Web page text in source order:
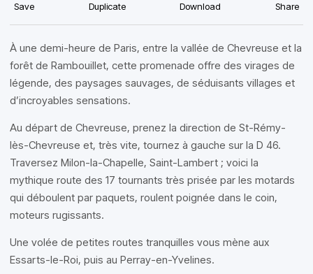
Save Duplicate Download Share
À une demi-heure de Paris, entre la vallée de Chevreuse et la
forêt de Rambouillet, cette promenade offre des virages de
légende, des paysages sauvages, de séduisants villages et
d’incroyables sensations.
Au départ de Chevreuse, prenez la direction de St-Rémy-
lès-Chevreuse et, très vite, tournez à gauche sur la D 46.
Traversez Milon-la-Chapelle, Saint-Lambert ; voici la
mythique route des 17 tournants très prisée par les motards
qui déboulent par paquets, roulent poignée dans le coin,
moteurs rugissants.
Une volée de petites routes tranquilles vous mène aux
Essarts-le-Roi, puis au Perray-en-Yvelines.